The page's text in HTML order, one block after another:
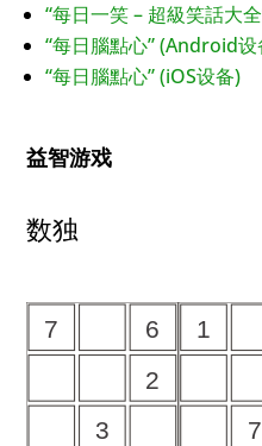
“每日一笑 – 超級笑話大
“每日腦點心” (Android设
“每日腦點心” (iOS设备)
益智游戏
数独